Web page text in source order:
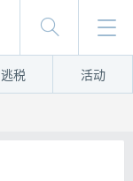
逃税 活动